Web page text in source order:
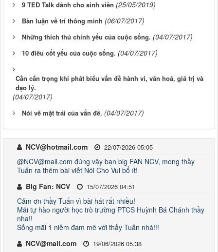
9 TED Talk dành cho sinh viên (25/05/2019)
Bàn luận về trí thông minh (06/07/2017)
Những thích thú chính yếu của cuộc sống. (04/07/2017)
10 điều cốt yếu của cuộc sống. (04/07/2017)
Cần cẩn trọng khi phát biểu vấn đề hành vi, văn hoá, giá trị và
đạo lý.
(04/07/2017)
Nói về mặt trái của vấn đề. (04/07/2017)
NCV@hotmail.com 22/07/2026 05:05
@NCV@mail.com đúng vậy bạn big FAN NCV, mong thầy
Tuấn ra thêm bài viết Nói Cho Vui bổ ít!
Big Fan: NCV
15/07/2026 04:51
Cảm ơn thầy Tuấn vì bài hát rất nhiều!
Mãi tự hào người học trò trường PTCS Huỳnh Bá Chánh thầy
nha!!
Sống mãi 1 niềm đam mê với thầy Tuấn nhá!!!
NCV@mail.com
19/06/2026 05:38